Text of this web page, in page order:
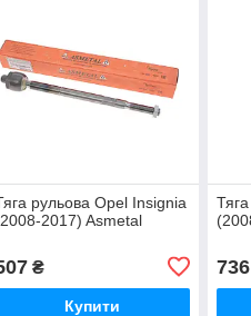
рульова Opel Insignia
2017) Asmetal
₴
Купити
736